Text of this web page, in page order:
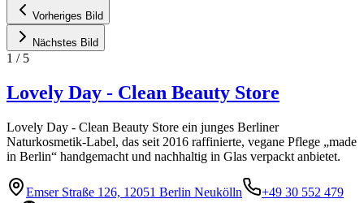
Vorheriges Bild
Nächstes Bild
1 / 5
Lovely Day - Clean Beauty Store
Lovely Day - Clean Beauty Store ein junges Berliner
Naturkosmetik-Label, das seit 2016 raffinierte, vegane Pflege „made
in Berlin“ handgemacht und nachhaltig in Glas verpackt anbietet.
Emser Straße 126, 12051 Berlin Neukölln
+49 30 552 479